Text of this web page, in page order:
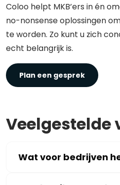
Coloo helpt MKB’ers in én
no-nonsense oplossingen
te worden. Zo kunt u zich
echt belangrijk is.
Plan een gesprek
Veelgestelde
Wat voor bedrijven